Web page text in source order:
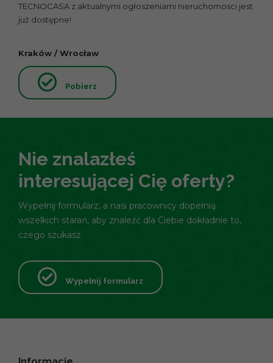
TECNOCASA z aktualnymi ogłoszeniami nieruchomosci jest
już dostępne!
Kraków / Wrocław
Pobierz
Nie znalazłeś
interesującej Cię oferty?
Wypełnij formularz, a nasi pracownicy dopełnią
wszelkich starań, aby znaleźć dla Ciebie dokładnie to,
czego szukasz
Wypełnij formularz